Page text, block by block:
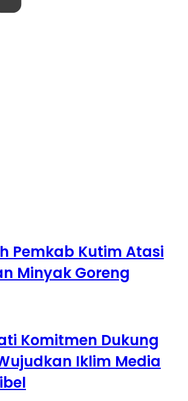
Pemkab Kutim Atasi
Minyak Goreng
Komitmen Dukung
Iklim Media